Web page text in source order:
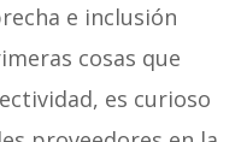
e inclusión
cosas que
es curioso